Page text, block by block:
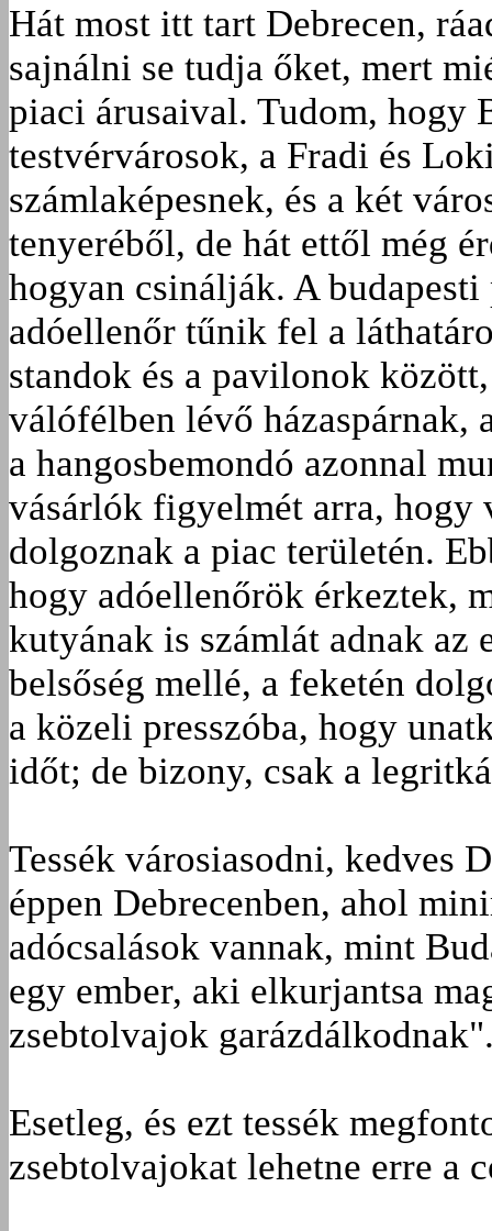
Hát most itt tart Debrecen,
sajnálni se tudja őket, mert
piaci árusaival. Tudom, hogy
testvérvárosok, a Fradi és
számlaképesnek, és a két
tenyeréből, de hát ettől még
hogyan csinálják. A
adóellenőr tűnik fel a
standok és a pavilonok
válófélben lévő
a hangosbemondó azonnal
vásárlók figyelmét arra, hogy
dolgoznak a piac területén.
hogy adóellenőrök érkeztek,
kutyának is számlát adnak az
belsőség mellé, a feketén
a közeli presszóba, hogy
időt; de bizony, csak a
Tessék városiasodni, kedves
éppen Debrecenben, ahol
adócsalások vannak, mint
egy ember, aki elkurjantsa
zsebtolvajok
Esetleg, és ezt tessék
zsebtolvajokat lehetne erre a